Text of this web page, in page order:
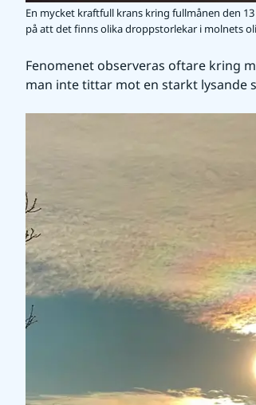
En mycket kraftfull krans kring fullmånen den
på att det finns olika droppstorlekar i molnets
Fenomenet observeras oftare kring
man inte tittar mot en starkt lysande